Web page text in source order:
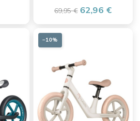
69,95 € 62,96 €
−10%